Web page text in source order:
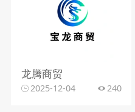
龙腾商贸
2025-12-04 240